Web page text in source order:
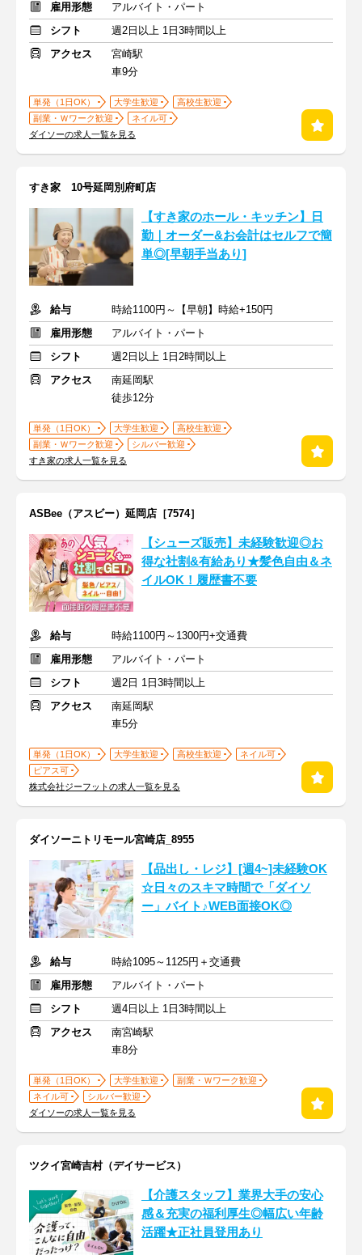
雇用形態
アルバイト・パート
シフト
週2日以上 1日3時間以上
アクセス
宮崎駅
車9分
単発（1日OK） 大学生歓迎
高校生歓迎
副業・Ｗワーク歓迎
ネイル可
ダイソーの求人一覧を見る
すき家 10号延岡別府町店
【すき家のホール・キッチン】日
勤｜オーダー&お会計はセルフで簡
単◎[早朝手当あり]
給与
時給1100円～【早朝】時給+150円
雇用形態
アルバイト・パート
シフト
週2日以上 1日2時間以上
アクセス
南延岡駅
徒歩12分
単発（1日OK） 大学生歓迎
高校生歓迎
副業・Ｗワーク歓迎
シルバー歓迎
すき家の求人一覧を見る
ASBee（アスビー）延岡店［7574］
【シューズ販売】未経験歓迎◎お
得な社割&有給あり★髪色自由＆ネ
イルOK！履歴書不要
給与
時給1100円～1300円+交通費
雇用形態
アルバイト・パート
シフト
週2日 1日3時間以上
アクセス
南延岡駅
車5分
単発（1日OK） 大学生歓迎 高校生歓迎
ネイル可
ピアス可
株式会社ジーフットの求人一覧を見る
ダイソーニトリモール宮崎店_8955
【品出し・レジ】[週4~]未経験OK
☆日々のスキマ時間で「ダイソ
ー」バイト♪WEB面接OK◎
給与
時給1095～1125円＋交通費
雇用形態
アルバイト・パート
シフト
週4日以上 1日3時間以上
アクセス
南宮崎駅
車8分
単発（1日OK） 大学生歓迎
副業・Ｗワーク歓迎
ネイル可
シルバー歓迎
ダイソーの求人一覧を見る
ツクイ宮崎吉村（デイサービス）
【介護スタッフ】業界大手の安心
感＆充実の福利厚生◎幅広い年齢
活躍★正社員登用あり